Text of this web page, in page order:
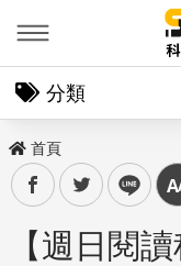
分類
首頁
facebooktwitter line
【週日閱